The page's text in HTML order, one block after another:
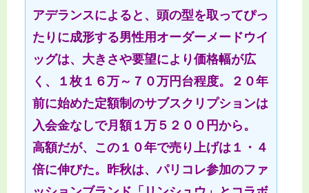
アデランスによると、頭の型を取ってぴっ
たりに成形する男性用オーダーメードウイ
ッグは、大きさや要望により価格幅が広
く、１枚１６万～７０万円台程度。２０年
前に始めた定額制のサブスクリプションは
入会金なしで月額１万５２００円から。
高額だが、この１０年で売り上げは１・４
倍に伸びた。昨秋は、パリコレ参加のファ